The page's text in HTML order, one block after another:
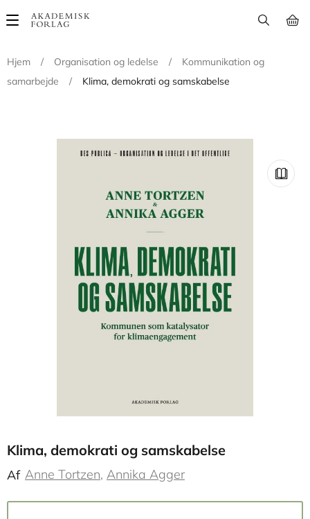
Main
Hjem
/ Organisation og ledelse /
Kommunikation og
samarbejde
/ Klima, demokrati og samskabelse
Klima, demokrati og samskabelse
Af Anne Tortzen Annika Agger